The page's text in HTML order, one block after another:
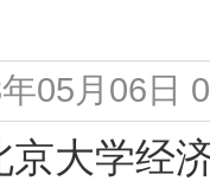
05月06日
学经济